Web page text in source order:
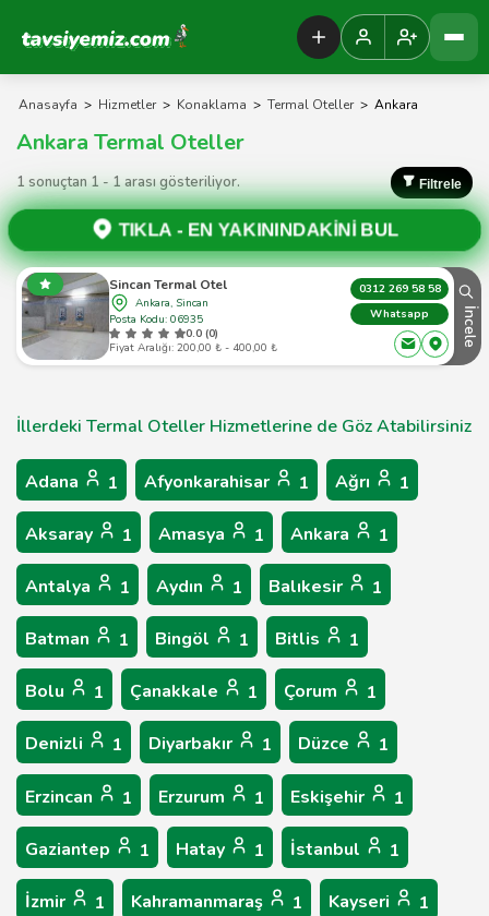
Tavsiyemiz Anasayfa
Anasayfa > Hizmetler > Konaklama > Termal Oteller > Ankara
Ankara Termal Oteller
1 sonuçtan 1 - 1 arası gösteriliyor. Filtrele
TIKLA - EN YAKININDAKİNİ BUL
Sincan Termal Otel
Ankara, Sincan
Posta Kodu: 06935
0.0 (0)
Fiyat Aralığı: 200,00 ₺ - 400,00 ₺
0312 269 58 58
Whatsapp
İncele
İllerdeki Termal Oteller Hizmetlerine de Göz Atabilirsiniz
Adana 1 Afyonkarahisar 1 Ağrı 1
Aksaray 1 Amasya 1 Ankara 1
Antalya 1 Aydın 1 Balıkesir 1
Batman 1 Bingöl 1 Bitlis 1
Bolu 1 Çanakkale 1 Çorum 1
Denizli 1 Diyarbakır 1 Düzce 1
Erzincan 1 Erzurum 1 Eskişehir 1
Gaziantep 1 Hatay 1 İstanbul 1
İzmir 1 Kahramanmaraş 1 Kayseri 1